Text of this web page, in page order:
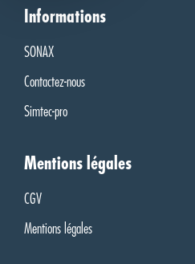
Informations
SONAX
Contactez-nous
Simtec-pro
Mentions légales
CGV
Mentions légales